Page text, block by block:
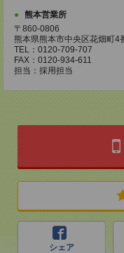
熊本営業所
〒860-0806
熊本県熊本市中央区花畑町
TEL：0120-709-707
FAX：0120-934-611
担当：採用担当
シェア